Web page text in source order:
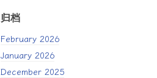
归档
February 2026
January 2026
December 2025